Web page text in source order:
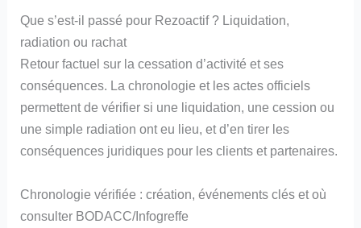
Que s’est-il passé pour Rezoactif ? Liquidation,
radiation ou rachat
Retour factuel sur la cessation d’activité et ses
conséquences. La chronologie et les actes officiels
permettent de vérifier si une liquidation, une cession ou
une simple radiation ont eu lieu, et d’en tirer les
conséquences juridiques pour les clients et partenaires.
Chronologie vérifiée : création, événements clés et où
consulter BODACC/Infogreffe